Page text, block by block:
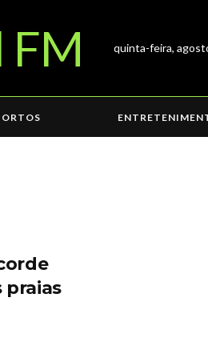
quinta-feira,
praias